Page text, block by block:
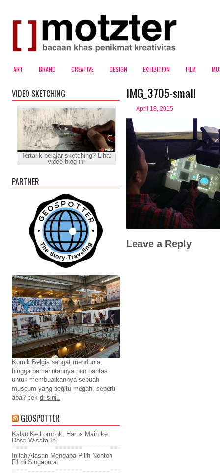
ART BRAND CREATIVE DESIGN EXHIBITION FILM
IMG_3705-small
April 18, 2015
Leave a Reply
VIDEO SKETCHING
Tertarik belajar sketching? Lihat
video blog ini
PARTNER
Komik Belgia sangat mendunia,
hingga pemerintahnya pun pantas
untuk membuatkannya sebuah
museum yang begitu megah, seperti
apa? cek di sini..
GEOSPOTTER
Kalau Ke Lombok, Harus Main ke
Desa Wisata Ini
Inilah Alasan Mengapa Pilih Nonton
F1 di Singapura